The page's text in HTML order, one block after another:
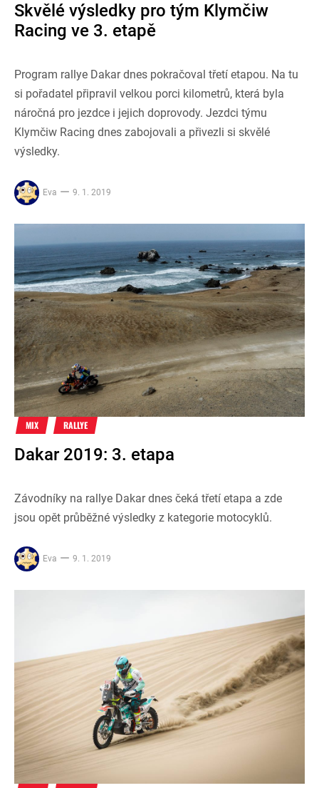
Skvělé výsledky pro tým Klymčiw
Racing ve 3. etapě
Program rallye Dakar dnes pokračoval třetí etapou. Na tu
si pořadatel připravil velkou porci kilometrů, která byla
náročná pro jezdce i jejich doprovody. Jezdci týmu
Klymčiw Racing dnes zabojovali a přivezli si skvělé
výsledky.
Eva 9. 1. 2019
MIX RALLYE
Dakar 2019: 3. etapa
Závodníky na rallye Dakar dnes čeká třetí etapa a zde
jsou opět průběžné výsledky z kategorie motocyklů.
Eva 9. 1. 2019